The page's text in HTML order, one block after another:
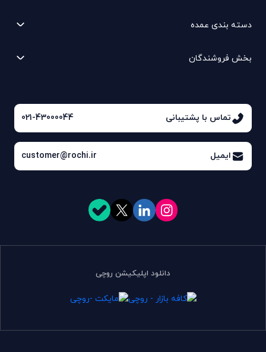
دسته بندی عمده
بخش فروشندگان
تماس با پشتیبانی 021-43000044
ایمیل customer@rochi.ir
دانلود اپلیکیشن روچی